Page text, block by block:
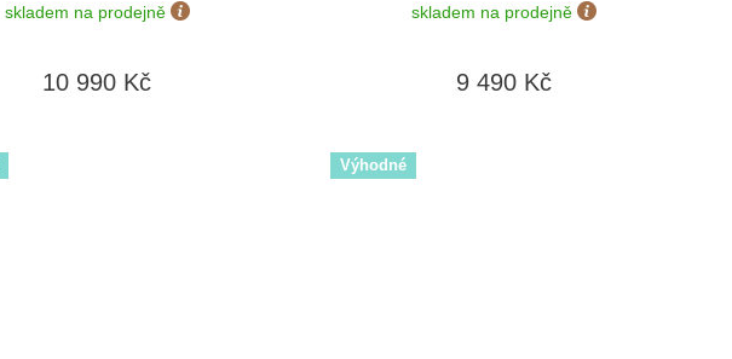
skladem na prodejně
10 990 Kč
skladem na prodejně
9 490 Kč
Výhodné